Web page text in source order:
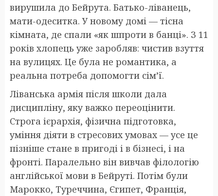
вирушила до Бейрута. Батько-ліванець,
мати-одеситка. У новому домі — тісна
кімната, де спали «як шпроти в банці». З 11
років хлопець уже заробляв: чистив взуття
на вулицях. Це була не романтика, а
реальна потреба допомогти сім’ї.
Ліванська армія після школи дала
дисципліну, яку важко переоцінити.
Строга ієрархія, фізична підготовка,
уміння діяти в стресових умовах — усе це
пізніше стане в пригоді і в бізнесі, і на
фронті. Паралельно він вивчав філологію
англійської мови в Бейруті. Потім були
Марокко, Туреччина, Єгипет, Франція,